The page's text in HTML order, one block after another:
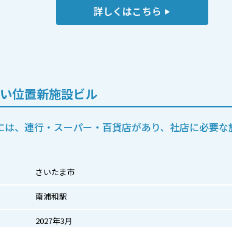
詳しくはこちら ▶︎
位置新施設ビル
、連行・スーパー・百貨店があり、社店に必要
さいたま市
南浦和駅
2027年3月